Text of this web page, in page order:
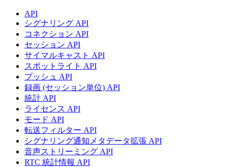
API
シグナリング API
コネクション API
セッション API
サイマルキャスト API
スポットライト API
プッシュ API
録画 (セッション単位) API
統計 API
ライセンス API
モード API
転送フィルター API
シグナリング通知メタデータ拡張 API
音声ストリーミング API
RTC 統計情報 API